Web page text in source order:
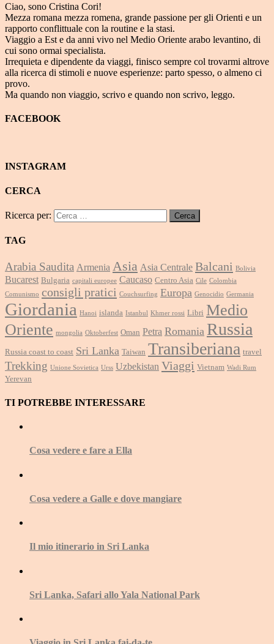
Ciao, sono Cristina Cori!
Mezza romana mezza romena, grande passione per gli Orienti e un
rapporto conflittuale con la routine e la stasi.
Viaggio a Est e da anni vivo nel Medio Oriente arabo levantino, di
cui sono ormai specialista.
Irrequieta e dipendente da viaggi, finisco sempre col trovarmi altrove
alla ricerca di stimoli e nuove esperienze: parto spesso, o almeno ci
provo.
Ma quando non viaggio, scrivo e quando non scrivo, leggo.
FACEBOOK
INSTAGRAM
CERCA
Ricerca per:
TAG
Arabia Saudita Armenia Asia Asia Centrale Balcani Bolivia
Bucarest Bulgaria capitali europee Caucaso Centro Asia Cile Colombia
Comunismo consigli pratici Couchsurfing Europa Genocidio Germania
Giordania Hanoi islanda Istanbul Khmer rossi Libri Medio
Oriente mongolia Oktoberfest Oman Petra Romania Russia
Russia coast to coast Sri Lanka Taiwan Transiberiana travel
Trekking Unione Sovietica Urss Uzbekistan Viaggi Vietnam Wadi Rum
Yerevan
TI POTREBBE INTERESSARE
Cosa vedere e fare a Ella
Cosa vedere a Galle e dove mangiare
Il mio itinerario in Sri Lanka
Sri Lanka, Safari allo Yala National Park